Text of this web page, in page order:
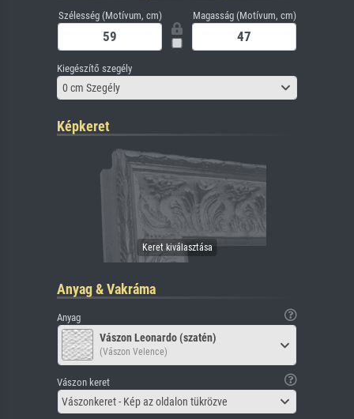
Szélesség (Motívum, cm) Magasság (Motívum, cm)
Kiegészítő szegély
0 cm Szegély
Képkeret
Anyag & Vakráma
Anyag
Vászon Leonardo (szatén)
(Vászon Velence)
Vászon keret
Vászonkeret - Kép az oldalon tükrözve